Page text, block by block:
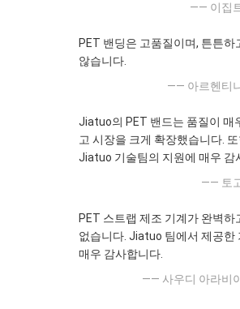
—— 이집
PET 밴딩은 고품질이며, 튼튼하
않습니다.
—— 아르헨티
Jiatuo의 PET 밴드는 품질이 매
고 시장을 크게 확장했습니다.
Jiatuo 기술팀의 지원에 매우 감
—— 토
PET 스트랩 제조 기계가 완벽하
없습니다. Jiatuo 팀에서 제공한
매우 감사합니다.
—— 사우디 아라비